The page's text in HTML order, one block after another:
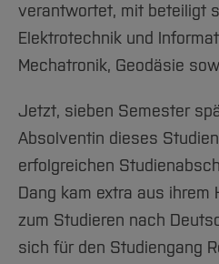
verantwortet, mit beteiligt
Elektrotechnik und
Mechatronik, Geodäsie
Jetzt, sieben Semester
Absolventin dieses
erfolgreichen
Dang kam extra aus ihrem
zum Studieren nach
sich für den Studiengang